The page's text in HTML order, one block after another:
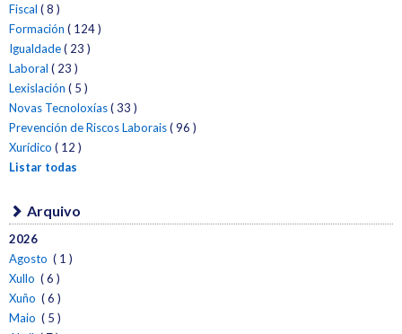
Fiscal ( 8 )
Formación ( 124 )
Igualdade( 23 )
Laboral ( 23 )
Lexislación ( 5 )
Novas Tecnoloxías( 33 )
Prevención de Riscos Laborais( 96 )
Xurídico ( 12 )
Listar todas
Arquivo
2026
Agosto ( 1 )
Xullo ( 6 )
Xuño ( 6 )
Maio ( 5 )